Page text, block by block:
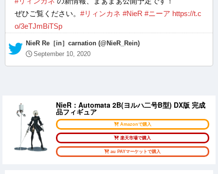
ぜひご覧ください。 #リィンカネ #NieR #ニーア https://t.c
o/3eTJmBiTSp
— NieR Re［in］carnation (@NieR_Rein)
September 10, 2020
NieR：Automata 2B(ヨルハ二号B型) DX版 完成
品フィギュア
Amazonで購入
楽天市場で購入
au PAYマーケットで購入